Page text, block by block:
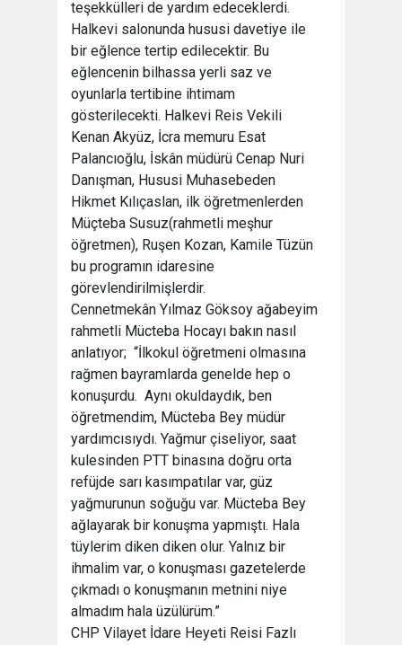
teşekkülleri de yardım edeceklerdi.
Halkevi salonunda hususi davetiye ile
bir eğlence tertip edilecektir. Bu
eğlencenin bilhassa yerli saz ve
oyunlarla tertibine ihtimam
gösterilecekti. Halkevi Reis Vekili
Kenan Akyüz, İcra memuru Esat
Palancıoğlu, İskân müdürü Cenap Nuri
Danışman, Hususi Muhasebeden
Hikmet Kılıçaslan, ilk öğretmenlerden
Müçteba Susuz(rahmetli meşhur
öğretmen), Ruşen Kozan, Kamile Tüzün
bu programın idaresine
görevlendirilmişlerdir.
Cennetmekân Yılmaz Göksoy ağabeyim
rahmetli Mücteba Hocayı bakın nasıl
anlatıyor; “İlkokul öğretmeni olmasına
rağmen bayramlarda genelde hep o
konuşurdu. Aynı okuldaydık, ben
öğretmendim, Mücteba Bey müdür
yardımcısıydı. Yağmur çiseliyor, saat
kulesinden PTT binasına doğru orta
refüjde sarı kasımpatılar var, güz
yağmurunun soğuğu var. Mücteba Bey
ağlayarak bir konuşma yapmıştı. Hala
tüylerim diken diken olur. Yalnız bir
ihmalim var, o konuşması gazetelerde
çıkmadı o konuşmanın metnini niye
almadım hala üzülürüm.”
CHP Vilayet İdare Heyeti Reisi Fazlı